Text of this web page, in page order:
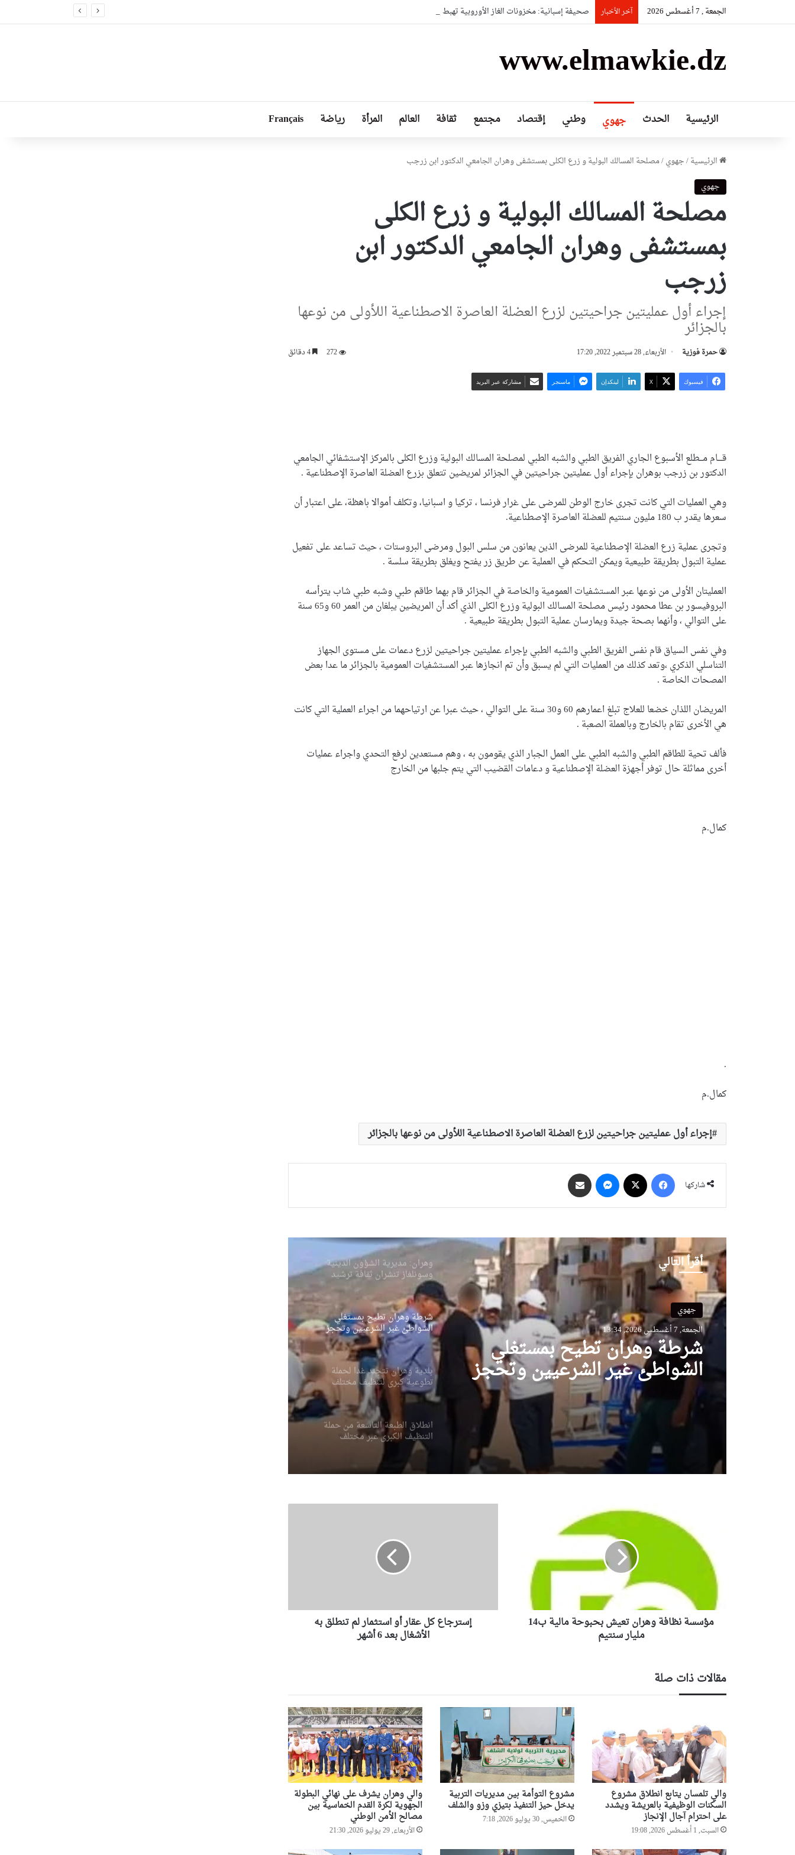
الجمعة , 7 أغسطس 2026 آخر الأخبار صحيفة إسبانية: مخزونات الغاز الأوروبية تهبط إلى أدنى مستوى منذ عام 2011
www.elmawkie.dz
الرئيسية الحدث جهوي وطني إقتصاد مجتمع ثقافة العالم المرأة رياضة Français
الرئيسية/جهوي/مصلحة المسالك البولية و زرع الكلى بمستشفى وهران الجامعي الدكتور ابن زرجب
جهوي
مصلحة المسالك البولية و زرع الكلى
بمستشفى وهران الجامعي الدكتور ابن
زرجب
إجراء أول عمليتين جراحيتين لزرع العضلة العاصرة الاصطناعية اللأولى من نوعها
بالجزائر
حمرة فوزية الأربعاء, 28 سبتمبر 2022, 17:20 272 4 دقائق
فيسبوك ‫X لينكدإن ماسنجر مشاركة عبر البريد
قــــام مـــطلع الأسبوع الجاري الفريق الطبي والشبه الطبي لمصلحة المسالك البولية وزرع الكلى بالمركز الإستشفائي الجامعي
الدكتور بن زرجب بوهران بإجراء أول عمليتين جراحيتين في الجزائر لمريضين تتعلق بزرع العضلة العاصرة الإصطناعية .
وهي العمليات التي كانت تجرى خارج الوطن للمرضى على غرار فرنسا ، تركيا و اسبانيا، وتكلف أموالا باهظة، على اعتبار أن
سعرها يقدر ب 180 مليون سنتيم للعضلة العاصرة الإصطناعية.
وتجرى عملية زرع العضلة الإصطناعية للمرضى الذين يعانون من سلس البول ومرضى البروستات ، حيث تساعد على تفعيل
عملية التبول بطريقة طبيعية ويمكن التحكم في العملية عن طريق زر يفتح ويغلق بطريقة سلسة .
العمليتان الأولى من نوعها عبر المستشفيات العمومية والخاصة في الجزائر قام بهما طاقم طبي وشبه طبي شاب يترأسه
البروفيسور بن عطا محمود رئيس مصلحة المسالك البولية وزرع الكلى الذي أكد أن المريضين يبلغان من العمر 60 و65 سنة
على التوالي ، وأنهما بصحة جيدة ويمارسان عملية التبول بطريقة طبيعية .
وفي نفس السياق قام نفس الفريق الطبي والشبه الطبي بإجراء عمليتين جراحيتين لزرع دعمات على مستوى الجهاز
التناسلي الذكري ،وتعد كذلك من العمليات التي لم يسبق وأن تم انجازها عبر المستشفيات العمومية بالجزائر ما عدا بعض
المصحات الخاصة .
المريضان اللذان خضعا للعلاج تبلغ اعمارهم 60 و30 سنة على التوالي ، حيث عبرا عن ارتياحهما من اجراء العملية التي كانت
هي الأخرى تقام بالخارج وبالعملة الصعبة .
فألف تحية للطاقم الطبي والشبه الطبي على العمل الجبار الذي يقومون به ، وهم مستعدين لرفع التحدي واجراء عمليات
أخرى مماثلة حال توفر أجهزة العضلة الإصطناعية و دعامات القضيب التي يتم جلبها من الخارج
كمال.م
.
كمال.م
إجراء أول عمليتين جراحيتين لزرع العضلة العاصرة الاصطناعية اللأولى من نوعها بالجزائر
شاركها
أقرأ التالي
جهوي
الجمعة, 7 أغسطس 2026, 13:34
شرطة وهران تطيح بمستغلي
الشواطئ غير الشرعيين وتحجز
عشرات الكراسي والطاولات
والشمسيات
والحديث النبوي الشريف
وتيرة إنجاز مشروع تهيئة محور
وهران: أوشان يشدد على تحسين
وهران: مديرية الشؤون الدينية
وسونلغاز تنشران ثقافة ترشيد
استهلاك الطاقة بالمساجد
شرطة وهران تطيح بمستغلي
الشواطئ غير الشرعيين وتحجز
عشرات الكراسي والطاولات
والشمسيات
بلدية وهران تتجند غدا لحملة
تطوعية كبرى لتنظيف مختلف
المندوبيات
انطلاق الطبعة التاسعة من حملة
التنظيف الكبرى عبر مختلف
مقاطعات العاصمة
وهران تستعيد بريقها بحملة
العناية بالمساحات الخضراء
وتحسين المحيط الحضري
ونظافة الأحياء
وهران: انطلاق التصفيات النهائية
والي وهران يشدد على تسريع
وتيرة إنجاز مشروع تهيئة محور
دوران “الباهية”
وهران: أوشان يشدد على تحسين
الوضع البيئي وينهي مهام
مسؤولين في قطاع النظافة
وهران: مديرية الشؤون الدينية
وسونلغاز تنشران ثقافة ترشيد
استهلاك الطاقة بالمساجد
ن
ت
ش
ب
ح
ب
و
ح
ة
م
ا
ل
مؤسسة نظافة وهران تعيش بحبوحة مالية ب14
مليار سنتيم
ل
ا
س
ث
م
ر
ل
م
ت
ن
ل
إسترجاع كل عقار أو استثمار لم تنطلق به
الأشغال بعد 6 أشهر
مقالات ذات صلة
والي تلمسان يتابع انطلاق مشروع
السكنات الوظيفية بالعريشة ويشدد
على احترام آجال الإنجاز
السبت, 1 أغسطس 2026, 19:08
مشروع التوأمة بين مديريات التربية
يدخل حيز التنفيذ بتيزي وزو والشلف
الخميس, 30 يوليو 2026, 7:18
والي وهران يشرف على نهائي البطولة
الجهوية لكرة القدم الخماسية بين
مصالح الأمن الوطني
الأربعاء, 29 يوليو 2026, 21:30